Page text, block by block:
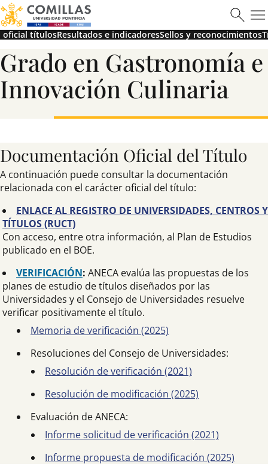
ICAI
Ver más
Máster en Ciberseguridad
Saber más
oficial títulosResultados e indicadoresSellos y reconocimientos
Grado en Gastronomía e
Innovación Culinaria
Documentación Oficial del Título
A continuación puede consultar la documentación
relacionada con el carácter oficial del título:
ENLACE AL REGISTRO DE UNIVERSIDADES, CENTROS Y
TÍTULOS (RUCT)
Con acceso, entre otra información, al Plan de Estudios
publicado en el BOE.
VERIFICACIÓN: ANECA evalúa las propuestas de los
planes de estudio de títulos diseñados por las
Universidades y el Consejo de Universidades resuelve
verificar positivamente el título.
Memoria de verificación (2025)
Resoluciones del Consejo de Universidades:
Resolución de verificación (2021)
Resolución de modificación (2025)
Evaluación de ANECA:
Informe solicitud de verificación (2021)
Informe propuesta de modificación (2025)